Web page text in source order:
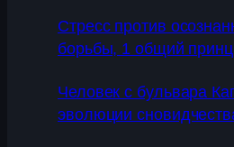
Стресс против
борьбы, 1 общий
Человек с бульвара
эволюции